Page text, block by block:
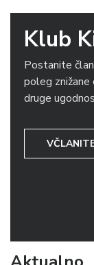
Klub
Postanite
poleg
druge